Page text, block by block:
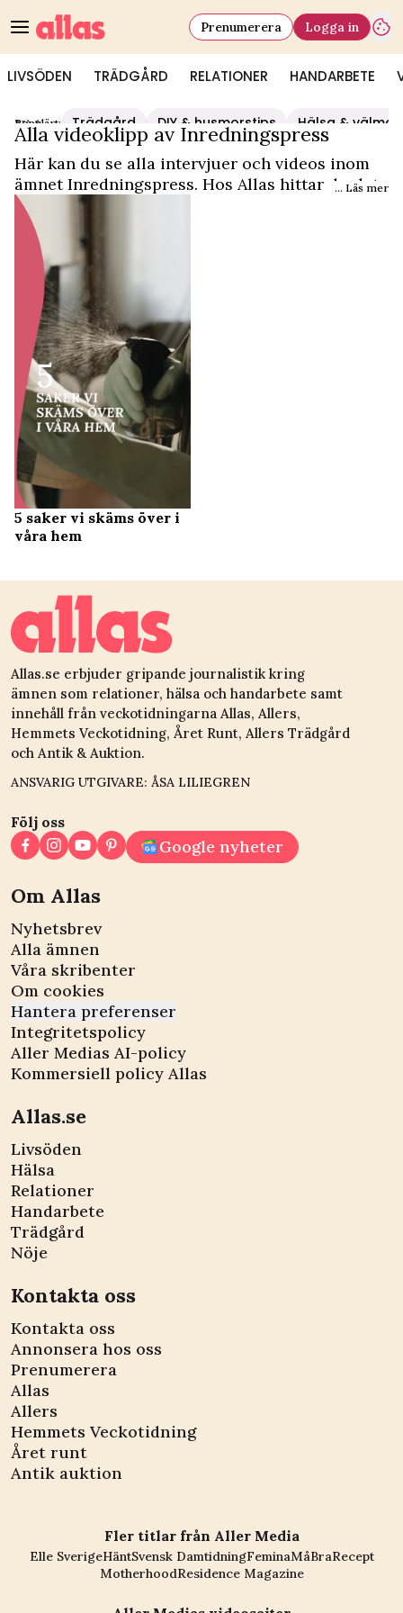
LIVSÖDEN TRÄDGÅRD RELATIONER HANDARBETE
Prenumerera Logga in
Populärt: Trädgård DIY & husmorstips Hälsa &
Video Start/Inredningspress
Alla videoklipp av Inredningspress
Här kan du se alla intervjuer och videos inom
ämnet Inredningspress. Hos Allas hittar du det
och mycket mer.
... Läs mer
5 saker vi skäms över i
våra hem
Allas.se erbjuder gripande journalistik kring
ämnen som relationer, hälsa och handarbete samt
innehåll från veckotidningarna Allas, Allers,
Hemmets Veckotidning, Året Runt, Allers Trädgård
och Antik & Auktion.
ANSVARIG UTGIVARE: ÅSA LILIEGREN
Följ oss
Google nyheter
Om Allas
Nyhetsbrev
Alla ämnen
Våra skribenter
Om cookies
Hantera preferenser
Integritetspolicy
Aller Medias AI-policy
Kommersiell policy Allas
Allas.se
Livsöden
Hälsa
Relationer
Handarbete
Trädgård
Nöje
Kontakta oss
Kontakta oss
Annonsera hos oss
Prenumerera
Allas
Allers
Hemmets Veckotidning
Året runt
Antik auktion
Fler titlar från Aller Media
Elle SverigeHäntSvensk DamtidningFeminaMåBraRecept
MotherhoodResidence Magazine